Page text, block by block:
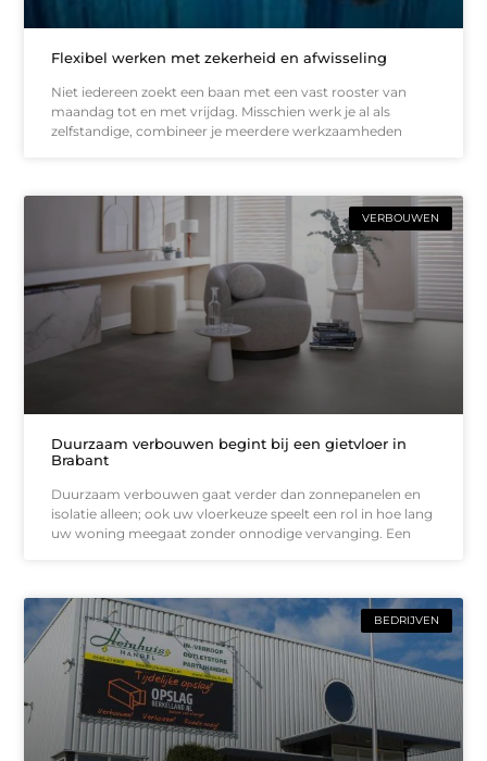
Flexibel werken met zekerheid en afwisseling
Niet iedereen zoekt een baan met een vast rooster van
maandag tot en met vrijdag. Misschien werk je al als
zelfstandige, combineer je meerdere werkzaamheden
VERBOUWEN
Duurzaam verbouwen begint bij een gietvloer in
Brabant
Duurzaam verbouwen gaat verder dan zonnepanelen en
isolatie alleen; ook uw vloerkeuze speelt een rol in hoe lang
uw woning meegaat zonder onnodige vervanging. Een
BEDRIJVEN